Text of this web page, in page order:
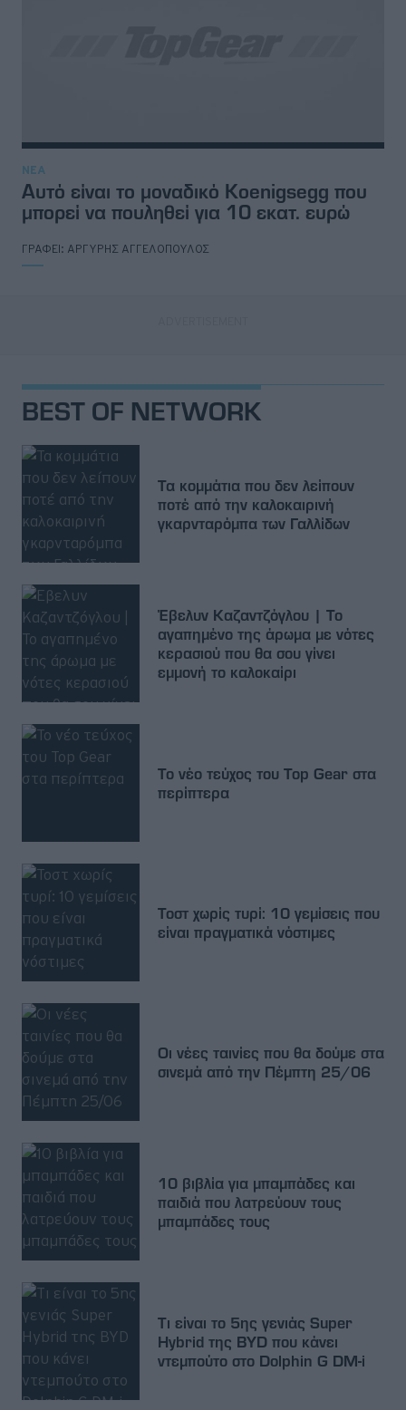
ΝΕΑ
Αυτό είναι το μοναδικό Koenigsegg που
μπορεί να πουληθεί για 10 εκατ. ευρώ
ΓΡΑΦΕΙ: ΑΡΓΥΡΗΣ ΑΓΓΕΛΟΠΟΥΛΟΣ
BEST OF NETWORK
Τα κομμάτια που δεν λείπουν
ποτέ από την καλοκαιρινή
γκαρνταρόμπα των Γαλλίδων
Έβελυν Καζαντζόγλου | Το
αγαπημένο της άρωμα με νότες
κερασιού που θα σου γίνει
εμμονή το καλοκαίρι
Το νέο τεύχος του Top Gear στα
περίπτερα
Τοστ χωρίς τυρί: 10 γεμίσεις που
είναι πραγματικά νόστιμες
Οι νέες ταινίες που θα δούμε στα
σινεμά από την Πέμπτη 25/06
10 βιβλία για μπαμπάδες και
παιδιά που λατρεύουν τους
μπαμπάδες τους
Τι είναι το 5ης γενιάς Super
Hybrid της BYD που κάνει
ντεμπούτο στο Dolphin G DM-i